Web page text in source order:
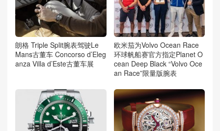
朗格 Triple Split腕表驾驶Le
Mans古董车 Concorso d’Eleg
anza Villa d’Este古董车展
欧米茄为Volvo Ocean Race
环球帆船赛官方指定Planet O
cean Deep Black “Volvo Oce
an Race”限量版腕表